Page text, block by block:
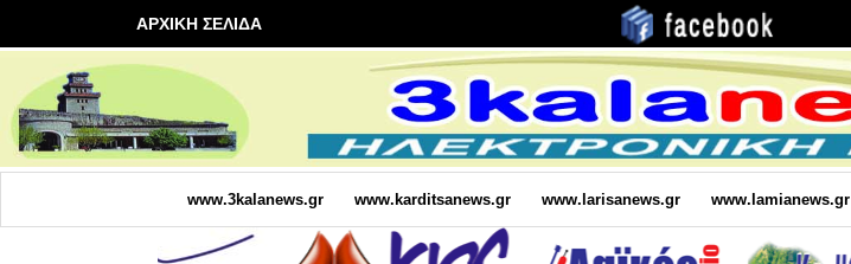
ΑΡΧΙΚΗ ΣΕΛΙΔΑ
www.3kalanews.gr www.karditsanews.gr www.larisanews.gr www.lamianews.gr